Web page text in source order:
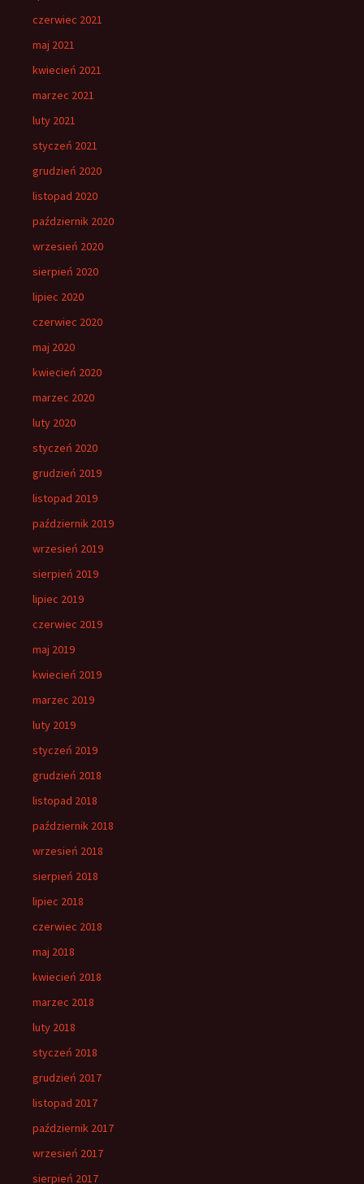
czerwiec 2021
maj 2021
kwiecień 2021
marzec 2021
luty 2021
styczeń 2021
grudzień 2020
listopad 2020
październik 2020
wrzesień 2020
sierpień 2020
lipiec 2020
czerwiec 2020
maj 2020
kwiecień 2020
marzec 2020
luty 2020
styczeń 2020
grudzień 2019
listopad 2019
październik 2019
wrzesień 2019
sierpień 2019
lipiec 2019
czerwiec 2019
maj 2019
kwiecień 2019
marzec 2019
luty 2019
styczeń 2019
grudzień 2018
listopad 2018
październik 2018
wrzesień 2018
sierpień 2018
lipiec 2018
czerwiec 2018
maj 2018
kwiecień 2018
marzec 2018
luty 2018
styczeń 2018
grudzień 2017
listopad 2017
październik 2017
wrzesień 2017
sierpień 2017